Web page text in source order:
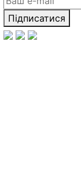
Підписатися